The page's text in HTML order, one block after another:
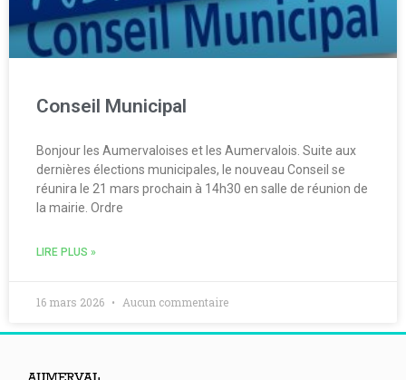
Conseil Municipal
Bonjour les Aumervaloises et les Aumervalois. Suite aux
dernières élections municipales, le nouveau Conseil se
réunira le 21 mars prochain à 14h30 en salle de réunion de
la mairie. Ordre
LIRE PLUS »
16 mars 2026 Aucun commentaire